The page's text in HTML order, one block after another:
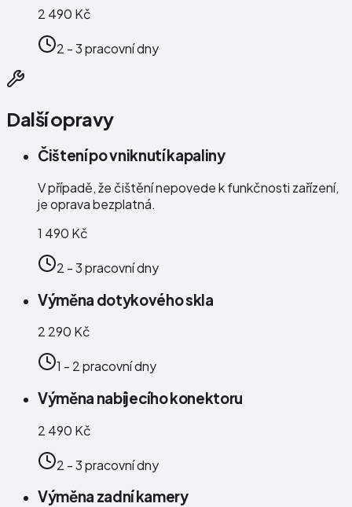
2 490 Kč
2 - 3 pracovní dny
Další opravy
Čištení po vniknutí kapaliny
V případě, že čištění nepovede k funkčnosti zařízení,
je oprava bezplatná.
1 490 Kč
2 - 3 pracovní dny
Výměna dotykového skla
2 290 Kč
1 - 2 pracovní dny
Výměna nabíjecího konektoru
2 490 Kč
2 - 3 pracovní dny
Výměna zadní kamery